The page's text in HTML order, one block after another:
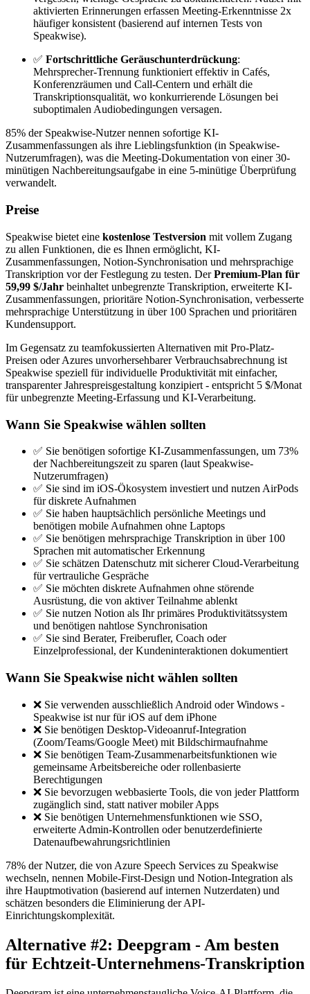
aktivierten Erinnerungen erfassen Meeting-Erkenntnisse 2x
häufiger konsistent (basierend auf internen Tests von
Speakwise).
✅ Fortschrittliche Geräuschunterdrückung:
Mehrsprecher-Trennung funktioniert effektiv in Cafés,
Konferenzräumen und Call-Centern und erhält die
Transkriptionsqualität, wo konkurrierende Lösungen bei
suboptimalen Audiobedingungen versagen.
85% der Speakwise-Nutzer nennen sofortige KI-
Zusammenfassungen als ihre Lieblingsfunktion (in Speakwise-
Nutzerumfragen), was die Meeting-Dokumentation von einer 30-
minütigen Nachbereitungsaufgabe in eine 5-minütige Überprüfung
verwandelt.
Preise
Speakwise bietet eine kostenlose Testversion mit vollem Zugang
zu allen Funktionen, die es Ihnen ermöglicht, KI-
Zusammenfassungen, Notion-Synchronisation und mehrsprachige
Transkription vor der Festlegung zu testen. DerPremium-Plan für
59,99 $/Jahr beinhaltet unbegrenzte Transkription, erweiterte KI-
Zusammenfassungen, prioritäre Notion-Synchronisation, verbesserte
mehrsprachige Unterstützung in über 100 Sprachen und prioritären
Kundensupport.
Im Gegensatz zu teamfokussierten Alternativen mit Pro-Platz-
Preisen oder Azures unvorhersehbarer Verbrauchsabrechnung ist
Speakwise speziell für individuelle Produktivität mit einfacher,
transparenter Jahrespreisgestaltung konzipiert - entspricht 5 $/Monat
für unbegrenzte Meeting-Erfassung und KI-Verarbeitung.
Wann Sie Speakwise wählen sollten
✅ Sie benötigen sofortige KI-Zusammenfassungen, um 73%
der Nachbereitungszeit zu sparen (laut Speakwise-
Nutzerumfragen)
✅ Sie sind im iOS-Ökosystem investiert und nutzen AirPods
für diskrete Aufnahmen
✅ Sie haben hauptsächlich persönliche Meetings und
benötigen mobile Aufnahmen ohne Laptops
✅ Sie benötigen mehrsprachige Transkription in über 100
Sprachen mit automatischer Erkennung
✅ Sie schätzen Datenschutz mit sicherer Cloud-Verarbeitung
für vertrauliche Gespräche
✅ Sie möchten diskrete Aufnahmen ohne störende
Ausrüstung, die von aktiver Teilnahme ablenkt
✅ Sie nutzen Notion als Ihr primäres Produktivitätssystem
und benötigen nahtlose Synchronisation
✅ Sie sind Berater, Freiberufler, Coach oder
Einzelprofessional, der Kundeninteraktionen dokumentiert
Wann Sie Speakwise nicht wählen sollten
❌ Sie verwenden ausschließlich Android oder Windows -
Speakwise ist nur für iOS auf dem iPhone
❌ Sie benötigen Desktop-Videoanruf-Integration
(Zoom/Teams/Google Meet) mit Bildschirmaufnahme
❌ Sie benötigen Team-Zusammenarbeitsfunktionen wie
gemeinsame Arbeitsbereiche oder rollenbasierte
Berechtigungen
❌ Sie bevorzugen webbasierte Tools, die von jeder Plattform
zugänglich sind, statt nativer mobiler Apps
❌ Sie benötigen Unternehmensfunktionen wie SSO,
erweiterte Admin-Kontrollen oder benutzerdefinierte
Datenaufbewahrungsrichtlinien
78% der Nutzer, die von Azure Speech Services zu Speakwise
wechseln, nennen Mobile-First-Design und Notion-Integration als
ihre Hauptmotivation (basierend auf internen Nutzerdaten) und
schätzen besonders die Eliminierung der API-
Einrichtungskomplexität.
Alternative #2: Deepgram - Am besten
für Echtzeit-Unternehmens-Transkription